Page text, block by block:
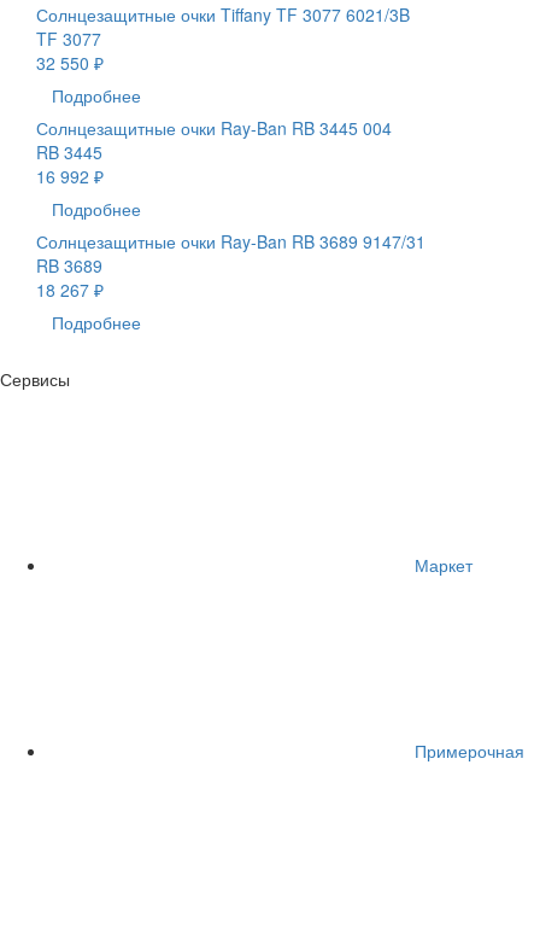
Солнцезащитные очки Tiffany TF 3077 6021/3B
TF 3077
32 550 ₽
Подробнее
Солнцезащитные очки Ray-Ban RB 3445 004
RB 3445
16 992 ₽
Подробнее
Солнцезащитные очки Ray-Ban RB 3689 9147/31
RB 3689
18 267 ₽
Подробнее
Сервисы
Маркет
Примерочная